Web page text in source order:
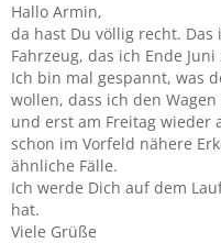
Hallo Armin,
da hast Du völlig recht.
Fahrzeug, das ich Ende
Ich bin mal gespannt, was
wollen, dass ich den
und erst am Freitag wieder
schon im Vorfeld nähere
ähnliche Fälle.
Ich werde Dich auf dem
hat.
Viele Grüße